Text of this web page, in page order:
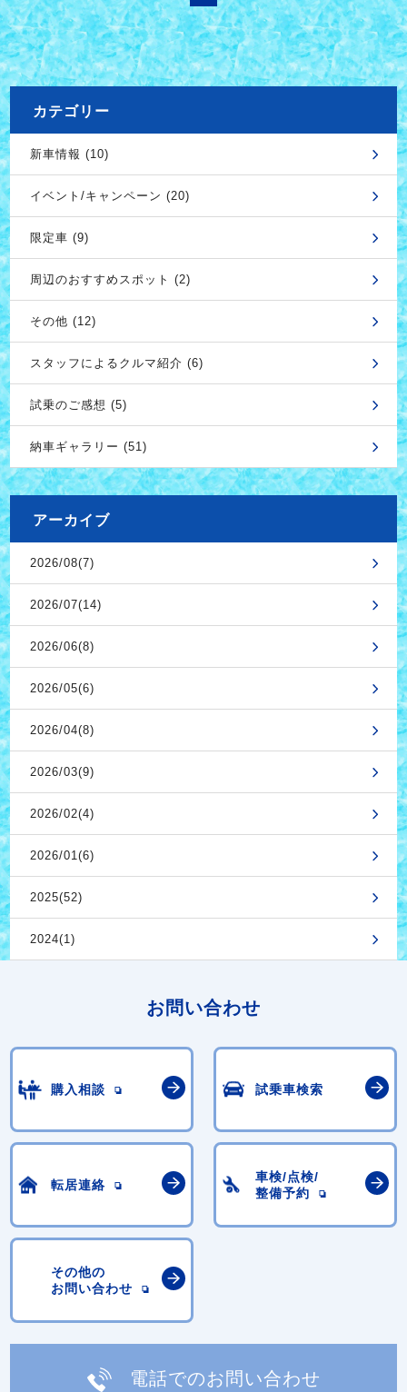
カテゴリー
新車情報 (10)
イベント/キャンペーン (20)
限定車 (9)
周辺のおすすめスポット (2)
その他 (12)
スタッフによるクルマ紹介 (6)
試乗のご感想 (5)
納車ギャラリー (51)
アーカイブ
2026/08(7)
2026/07(14)
2026/06(8)
2026/05(6)
2026/04(8)
2026/03(9)
2026/02(4)
2026/01(6)
2025(52)
2024(1)
お問い合わせ
購入相談 試乗車検索
転居連絡
車検/点検/
整備予約
その他の
お問い合わせ
電話でのお問い合わせ